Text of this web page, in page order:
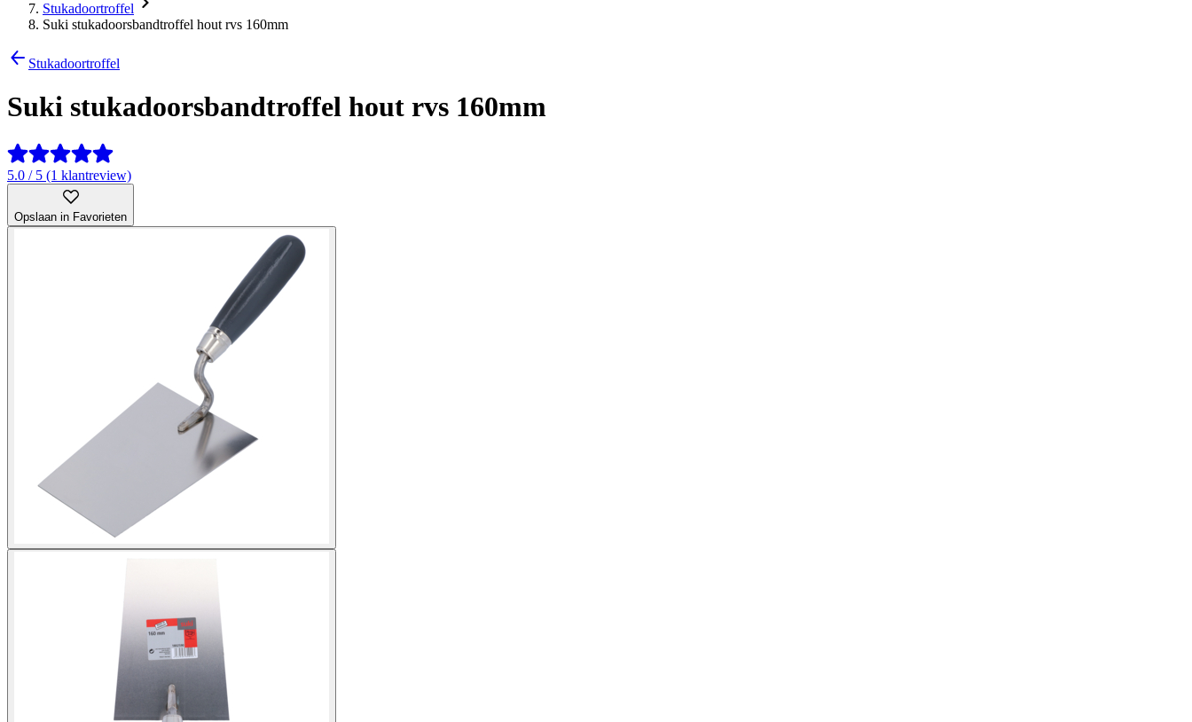
Stukadoortroffel
Suki stukadoorsbandtroffel hout rvs 160mm
Stukadoortroffel
Suki stukadoorsbandtroffel hout rvs 160mm
5.0 / 5 (1 klantreview)
Opslaan in Favorieten